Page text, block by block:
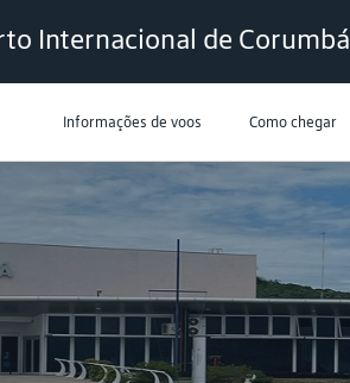
Internacional de Corumbá
Informações de voos Como chegar